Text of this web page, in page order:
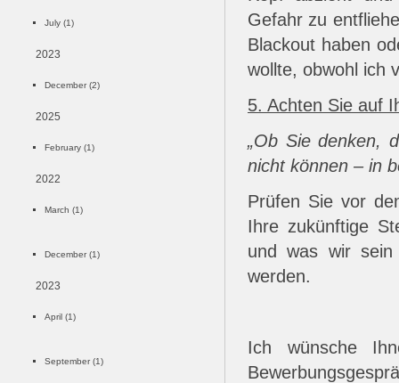
July (1)
2023
December (2)
2025
February (1)
2022
March (1)
December (1)
2023
April (1)
September (1)
Gefahr zu
Blackout haben
wollte, obwohl ich
5. Achten Sie auf
„Ob Sie denken,
nicht können – in
Prüfen Sie vor
Ihre zukünftige
und was wir
werden.
Ich wünsche